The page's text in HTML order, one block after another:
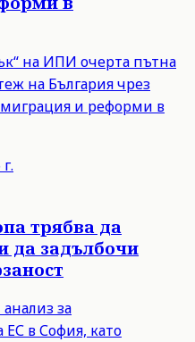
на ИПИ очерта пътна
на България чрез
и реформи в
трябва да
да задълбочи
за
ЕС в София, като